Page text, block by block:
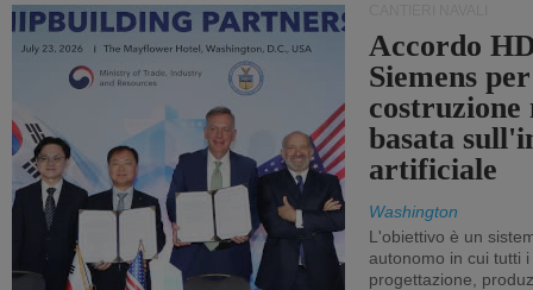
Accordo
Siemens
costruzione
basata
artificiale
Washington
L'obiettivo è un
autonomo in cui tutti
progettazione,